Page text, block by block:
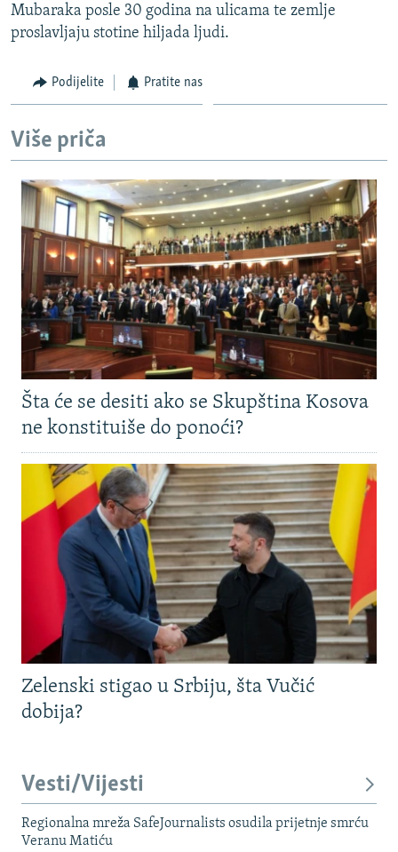
SVE KARTE DEJTONA
NASTANAK I RASPAD JUGOSLAVIJE
Mubaraka posle 30 godina na ulicama te zemlje
proslavljaju stotine hiljada ljudi.
Podijelite Pratite nas
Više priča
Šta će se desiti ako se Skupština Kosova
ne konstituiše do ponoći?
Zelenski stigao u Srbiju, šta Vučić
dobija?
Vesti/Vijesti
Regionalna mreža SafeJournalists osudila prijetnje smrću
Veranu Matiću